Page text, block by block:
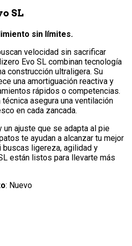
SL
sin límites.
velocidad sin sacrificar
Evo SL combinan tecnología
construcción ultraligera. Su
una amortiguación reactiva y
rápidos o competencias.
asegura una ventilación
en cada zancada.
ajuste que se adapta al pie
te ayudan a alcanzar tu mejor
buscas ligereza, agilidad y
están listos para llevarte más
: Nuevo